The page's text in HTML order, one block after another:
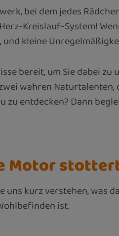
bei dem jedes
Kreislauf-System!
kleine
bereit, um Sie dabei
wahren
zu entdecken? Dann
Motor
uns kurz verstehen,
ist.